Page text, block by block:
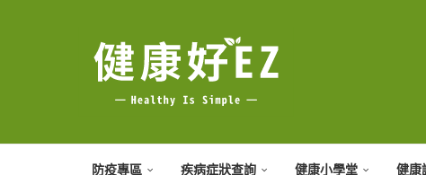
防疫專區 疾病症狀查詢 健康小學堂 健康